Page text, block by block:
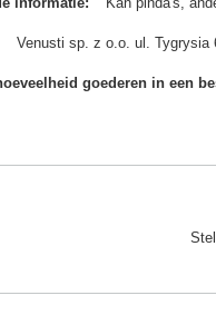
Venusti sp. z o.o. ul. Tygrysia
goederen in een